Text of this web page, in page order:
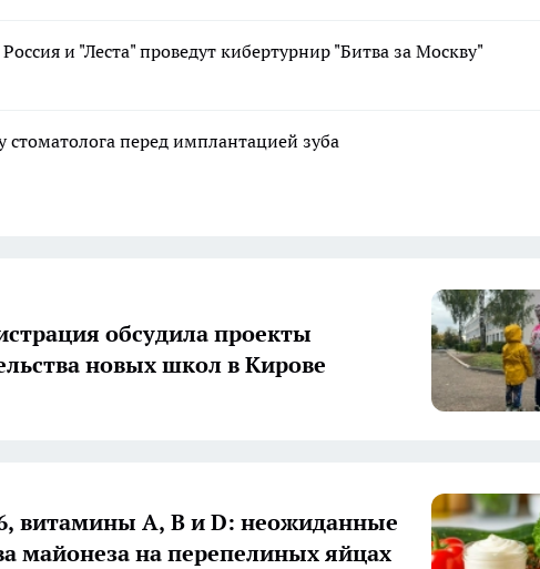
и "Леста" проведут кибертурнир "Битва за Москву"
перед имплантацией зуба
обсудила проекты
новых школ в Кирове
витамины А, В и D: неожиданные
майонеза на перепелиных яйцах